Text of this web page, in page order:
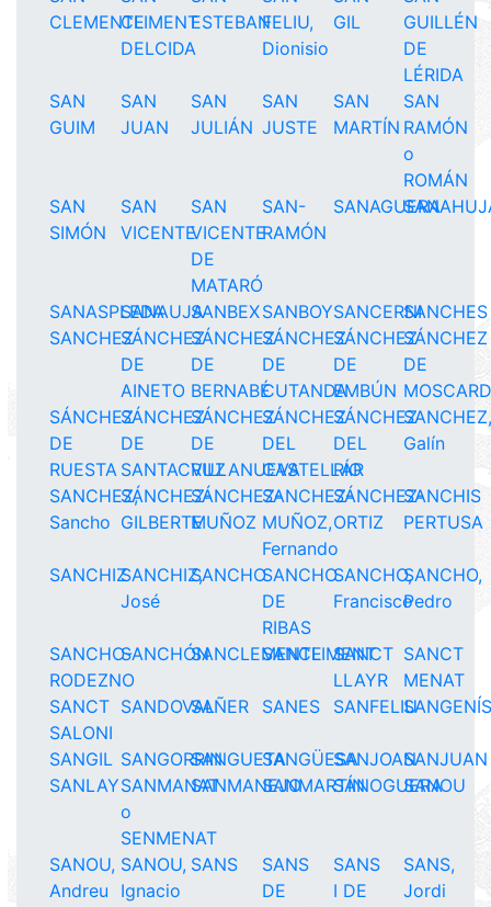
CLEMENTECLIMENT
DELCIDA
ESTEBANFELIU,
Dionisio
GIL
GUILLÉN
DE
LÉRIDA
SAN
GUIM
SAN
JUAN
SAN
JULIÁN
SAN
JUSTE
SAN
MARTÍN
SAN
RAMÓN
o
ROMÁN
SAN
SIMÓN
SAN
VICENTE
SAN
VICENTE
DE
MATARÓ
SAN-
RAMÓN
SANAGUERA
SANASPLEDA
SANAUJASANBEXSANBOYSANCERNISANCHES
SANCHEZSÁNCHEZ
DE
AINETO
SÁNCHEZ
DE
BERNABÉ
SÁNCHEZ
DE
CUTANDA
SÁNCHEZ
DE
EMBÚN
SÁNCHEZ
DE
SÁNCHEZ
DE
RUESTA
SÁNCHEZ
DE
SANTACRUZ
SÁNCHEZ
DE
VILLANUEVA
SÁNCHEZ
DEL
CASTELLAR
SÁNCHEZ
DEL
RÍO
Galín
SANCHEZ,
Sancho
SÁNCHEZ-
GILBERTE
SÁNCHEZ-
MUÑOZ
SANCHEZ-
MUÑOZ,
Fernando
SÁNCHEZ-
ORTIZ
SANCHIS
PERTUSA
SANCHIZSANCHIZ,
José
SANCHOSANCHO
DE
RIBAS
SANCHO,
Francisco
SANCHO,
Pedro
SANCHO-
RODEZNO
SANCHÓNSANCLEMENTE
SANCLIMENT
SANCT
LLAYR
SANCT
MENAT
SANCT
SALONI
SANDOVALSAÑER SANES SANFELIU
SANGIL SANGORRINSANGUETASANGÜESASANJOANSANJUAN
SANLAYSANMANAT
o
SENMENAT
SANMANEJOSANMARTÍNSANOGUERA
SANOU
SANOU,
Andreu
SANOU,
Ignacio
SANS
SANS
DE
SANS
I DE
SANS,
Jordi